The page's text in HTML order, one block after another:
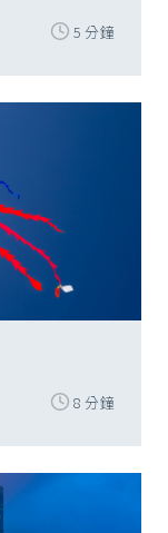
5 分鐘
8 分鐘